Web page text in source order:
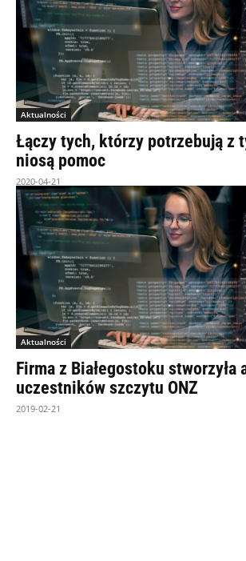
Aktualności
Łączy tych, którzy potrzebują z
niosą pomoc
2020-04-21
Aktualności
Firma z Białegostoku stworzyła
uczestników szczytu ONZ
2019-02-21